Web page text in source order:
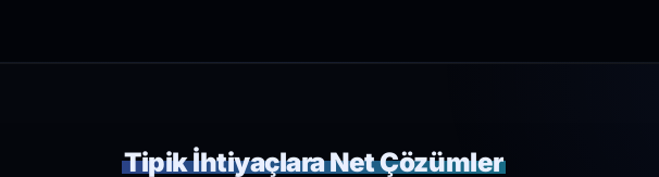
Tipik İhtiyaçlara Net Çözümler